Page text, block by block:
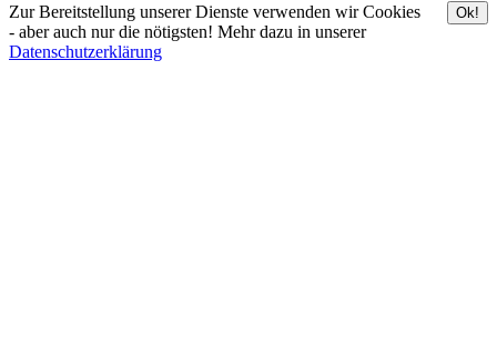
Zur Bereitstellung unserer Dienste verwenden wir Cookies
- aber auch nur die nötigsten! Mehr dazu in unserer
Datenschutzerklärung
Ok!